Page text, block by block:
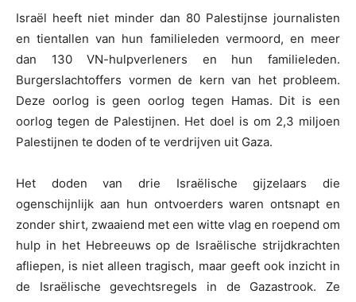
Israël heeft niet minder dan 80 Palestijnse journalisten
en tientallen van hun familieleden vermoord, en meer
dan 130 VN-hulpverleners en hun familieleden.
Burgerslachtoffers vormen de kern van het probleem.
Deze oorlog is geen oorlog tegen Hamas. Dit is een
oorlog tegen de Palestijnen. Het doel is om 2,3 miljoen
Palestijnen te doden of te verdrijven uit Gaza.
Het doden van drie Israëlische gijzelaars die
ogenschijnlijk aan hun ontvoerders waren ontsnapt en
zonder shirt, zwaaiend met een witte vlag en roepend om
hulp in het Hebreeuws op de Israëlische strijdkrachten
afliepen, is niet alleen tragisch, maar geeft ook inzicht in
de Israëlische gevechtsregels in de Gazastrook. Ze